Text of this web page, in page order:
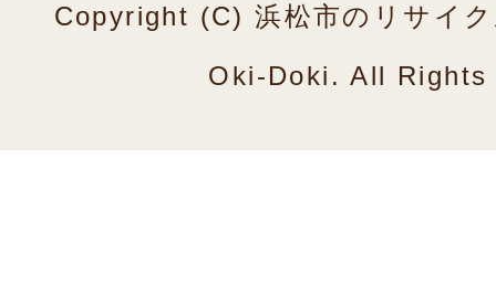
Copyright (C) 浜松市のリサイ
Oki-Doki. All Rights